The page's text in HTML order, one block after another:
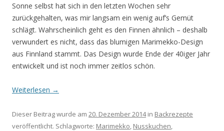
Sonne selbst hat sich in den letzten Wochen sehr
zurückgehalten, was mir langsam ein wenig auf’s Gemüt
schlägt. Wahrscheinlich geht es den Finnen ähnlich – deshalb
verwundert es nicht, dass das blumigen Marimekko-Design
aus Finnland stammt. Das Design wurde Ende der 40iger Jahr
entwickelt und ist noch immer zeitlos schön.
Weiterlesen →
Dieser Beitrag wurde am 20. Dezember 2014in Backrezepte
veröffentlicht. Schlagworte: Marimekko Nusskuchen